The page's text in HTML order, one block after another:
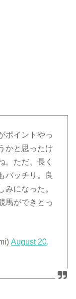
ポイントやっ
かと思ったけ
。ただ、長く
バッチリ。良
みになった。
馬ができとっ
August 20,